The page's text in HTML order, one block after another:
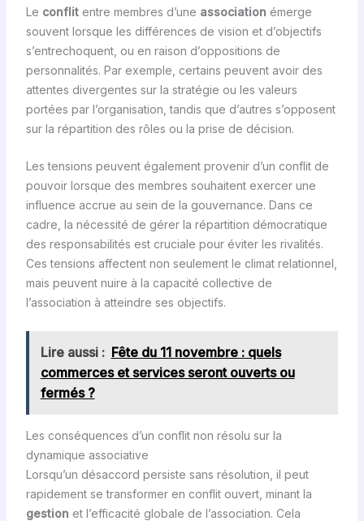
Le conflitentre membres d’une association émerge
souvent lorsque les différences de vision et d’objectifs
s’entrechoquent, ou en raison d’oppositions de
personnalités. Par exemple, certains peuvent avoir des
attentes divergentes sur la stratégie ou les valeurs
portées par l’organisation, tandis que d’autres s’opposent
sur la répartition des rôles ou la prise de décision.
Les tensions peuvent également provenir d’un conflit de
pouvoir lorsque des membres souhaitent exercer une
influence accrue au sein de la gouvernance. Dans ce
cadre, la nécessité de gérer la répartition démocratique
des responsabilités est cruciale pour éviter les rivalités.
Ces tensions affectent non seulement le climat relationnel,
mais peuvent nuire à la capacité collective de
l’association à atteindre ses objectifs.
Lire aussi : Fête du 11 novembre : quels
commerces et services seront ouverts ou
fermés ?
Les conséquences d’un conflit non résolu sur la
dynamique associative
Lorsqu’un désaccord persiste sans résolution, il peut
rapidement se transformer en conflit ouvert, minant la
gestion et l’efficacité globale de l’association. Cela